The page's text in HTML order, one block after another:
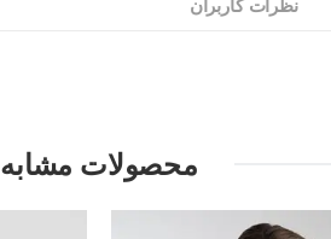
نظرات کاربران
محصولات مشابه